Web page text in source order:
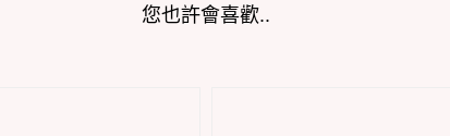
您也許會喜歡..